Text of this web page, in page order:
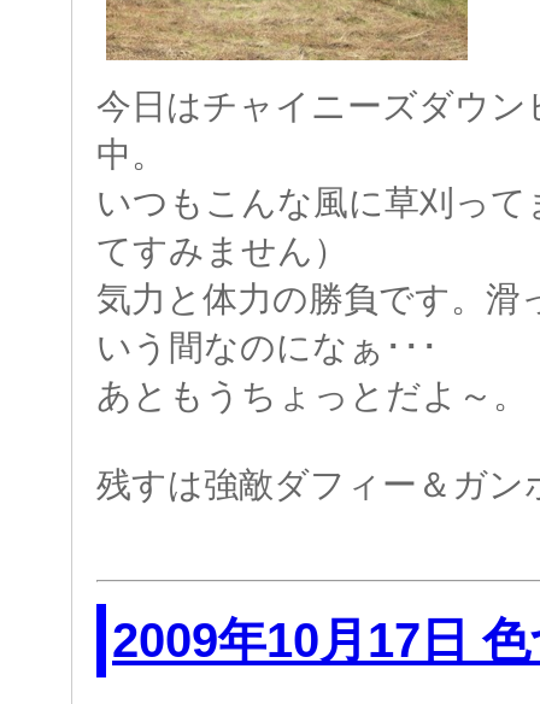
今日はチャイニーズダウ
中。
いつもこんな風に草刈っ
てすみません）
気力と体力の勝負です。滑
いう間なのになぁ･･･
あともうちょっとだよ～。
残すは強敵ダフィー＆ガ
2009年10月17日